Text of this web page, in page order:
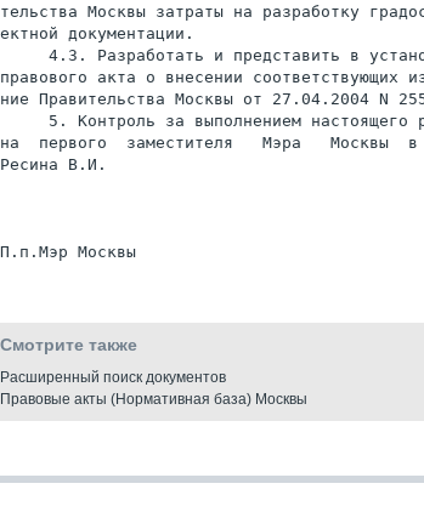
тельства Москвы затраты на разработку
ектной документации.
4.3. Разработать и представить в
правового акта о внесении соответствующих
ние Правительства Москвы от 27.04.2004 N
5. Контроль за выполнением настоящего
на  первого  заместителя   Мэра   Москвы
Ресина В.И.
Смотрите также
Расширенный поиск документов
Правовые акты (Нормативная база) Москвы